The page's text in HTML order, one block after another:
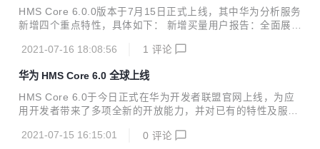
色的动作更真实； 新增流体插件，更接近真实的液体形态；
新增体积雾插件，提供逼真、高效的雾渲染能力； 新增TAA抗
版本更新说明可查看新特性介绍
HMS Core 6.0.0版本于7月15日正式上线，其中华为分析服务
新增四个重点特性，具体如下： 新增买量用户报告：全面展示
况，以及付费率、ARPPU、ARPU等指标，高效衡量买量用户
额、付费率、ARPPU、ARPU等指标及每日明细，方便您全览
或下钻分析用户付费情况； 新增实时概览：基于ClickHouse
重构实时概览，支持48小时实时流事件对比，可实时查看各渠
等； 受众分析报告增强：支持省份与城市分布、数据导出功能
2021-07-16 18:08:56 1 评论
华为 HMS Core 6.0 全球上线
HMS Core 6.0于今日正式在华为开发者联盟官网上线，为应
用开发者带来了多项全新的开放能力，并对已有的特性及服务
面完成更新升级，开发者可登录华为开发者联盟官网下载使用
2021-07-15 16:15:01 0 评论